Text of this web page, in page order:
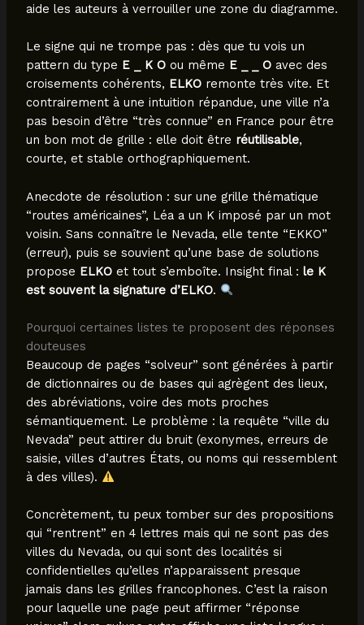
aide les auteurs à verrouiller une zone du diagramme.
Le signe qui ne trompe pas : dès que tu vois un
pattern du type E _ K Oou même E _ _ Oavec des
croisements cohérents, ELKOremonte très vite. Et
contrairement à une intuition répandue, une ville n’a
pas besoin d’être “très connue” en France pour être
un bon mot de grille : elle doit être réutilisable,
courte, et stable orthographiquement.
Anecdote de résolution : sur une grille thématique
“routes américaines”, Léa a un K imposé par un mot
voisin. Sans connaître le Nevada, elle tente “EKKO”
(erreur), puis se souvient qu’une base de solutions
propose ELKOet tout s’emboîte. Insight final : le K
est souvent la signature d’ELKO.
Pourquoi certaines listes te proposent des réponses
douteuses
Beaucoup de pages “solveur” sont générées à partir
de dictionnaires ou de bases qui agrègent des lieux,
des abréviations, voire des mots proches
sémantiquement. Le problème : la requête “ville du
Nevada” peut attirer du bruit (exonymes, erreurs de
saisie, villes d’autres États, ou noms qui ressemblent
à des villes).
Concrètement, tu peux tomber sur des propositions
qui “rentrent” en 4 lettres mais qui ne sont pas des
villes du Nevada, ou qui sont des localités si
confidentielles qu’elles n’apparaissent presque
jamais dans les grilles francophones. C’est la raison
pour laquelle une page peut affirmer “réponse